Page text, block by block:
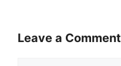
Leave a Comment